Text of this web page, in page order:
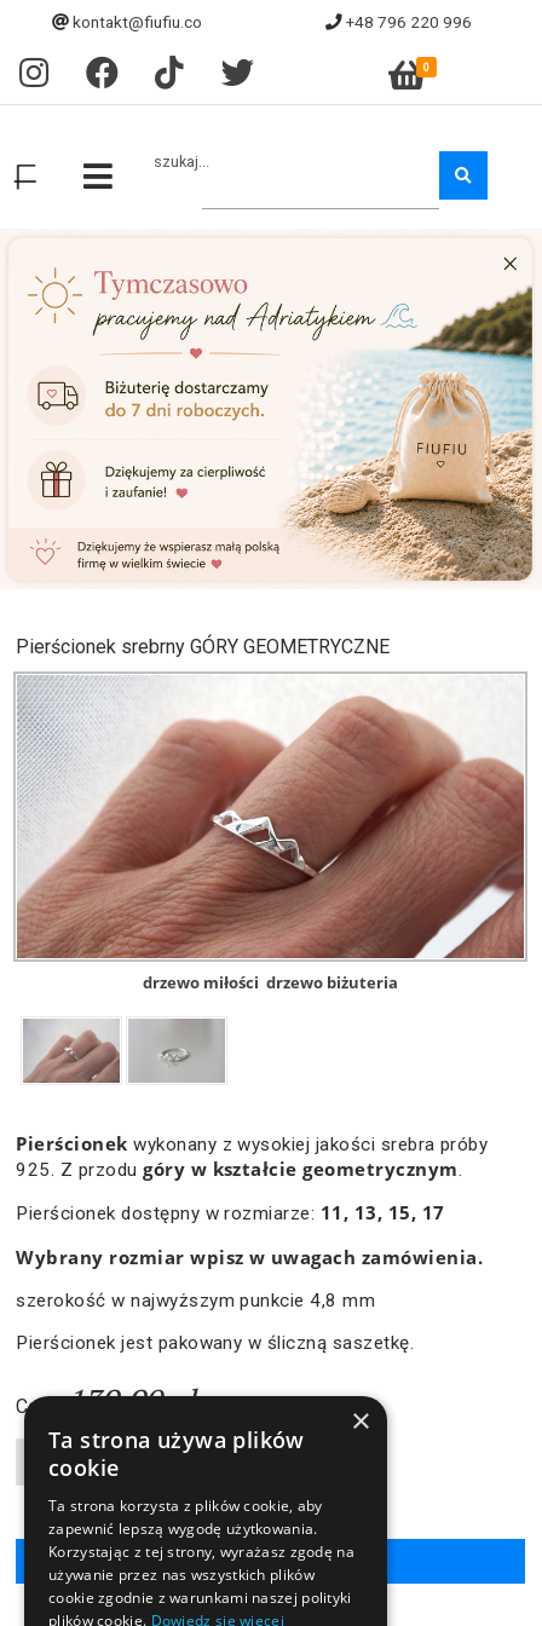
kontakt@fiufiu.co +48 796 220 996
0
szukaj...
Pierścionek srebrny GÓRY GEOMETRYCZNE
drzewo miłości drzewo biżuteria
Pierścionekwykonany z wysokiej jakości srebra próby
925. Z przodugóry w kształcie geometrycznym.
Pierścionek dostępny w rozmiarze: 11, 13, 15, 17
Wybrany rozmiar wpisz w uwagach zamówienia.
szerokość w najwyższym punkcie 4,8 mm
Pierścionek jest pakowany w śliczną saszetkę.
Cena: 139,90 zł
Liczba produktów
×
Ta strona używa plików
cookie
Ta strona korzysta z plików cookie, aby
zapewnić lepszą wygodę użytkowania.
Korzystając z tej strony, wyrażasz zgodę na
używanie przez nas wszystkich plików
cookie zgodnie z warunkami naszej polityki
plików cookie. Dowiedz się więcej